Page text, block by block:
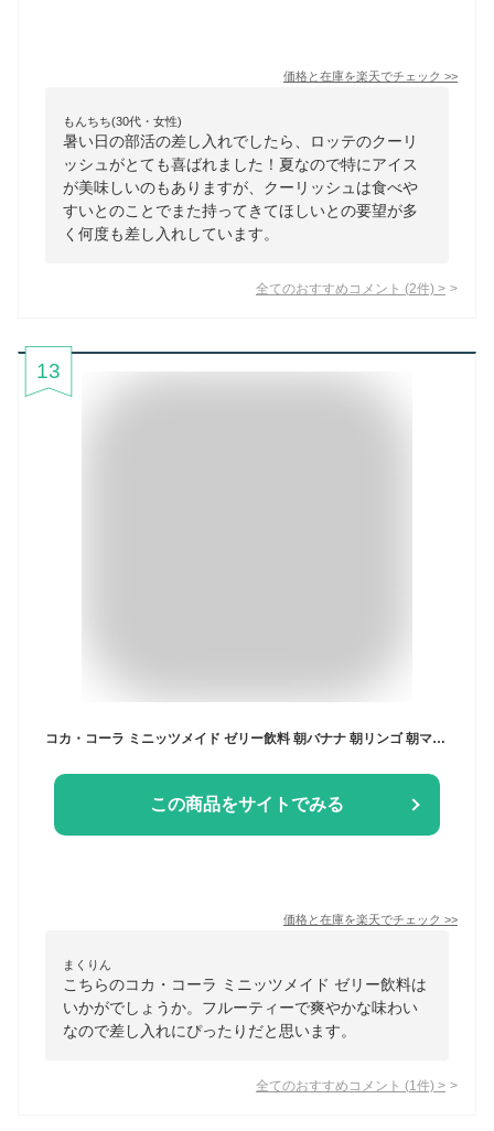
価格と在庫を楽天でチェック >>
もんちち(30代・女性)
暑い日の部活の差し入れでしたら、ロッテのクーリ
ッシュがとても喜ばれました！夏なので特にアイス
が美味しいのもありますが、クーリッシュは食べや
すいとのことでまた持ってきてほしいとの要望が多
く何度も差し入れしています。
全てのおすすめコメント (2件) >
13
コカ・コーラ ミニッツメイド ゼリー飲料 朝バナナ 朝リンゴ 朝マンゴ 180g よりどり 選べる 6本入り×4箱セット【送料無料】
この商品をサイトでみる
価格と在庫を楽天でチェック >>
まくりん
こちらのコカ・コーラ ミニッツメイド ゼリー飲料は
いかがでしょうか。フルーティーで爽やかな味わい
なので差し入れにぴったりだと思います。
全てのおすすめコメント (1 件) >